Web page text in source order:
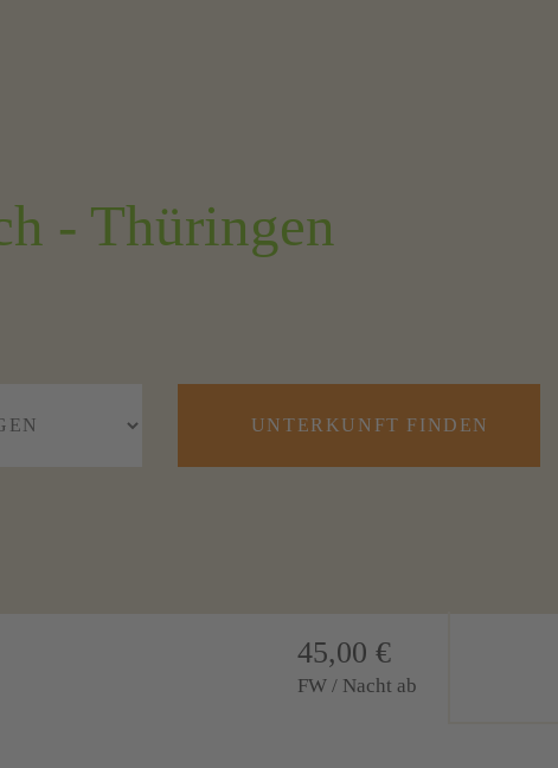
- Thüringen
UNTERKUNFT FINDEN
45,00 €
FW / Nacht ab